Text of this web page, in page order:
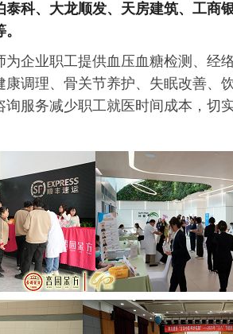
科、大龙顺发、天房建筑、工商
。
企业职工提供血压血糖检测、经
调理、骨关节养护、失眠改善、
服务减少职工就医时间成本，切